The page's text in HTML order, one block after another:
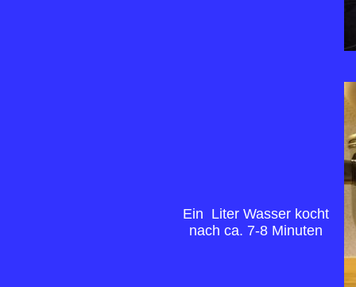
Ein Liter Wasser kocht
nach ca. 7-8 Minuten